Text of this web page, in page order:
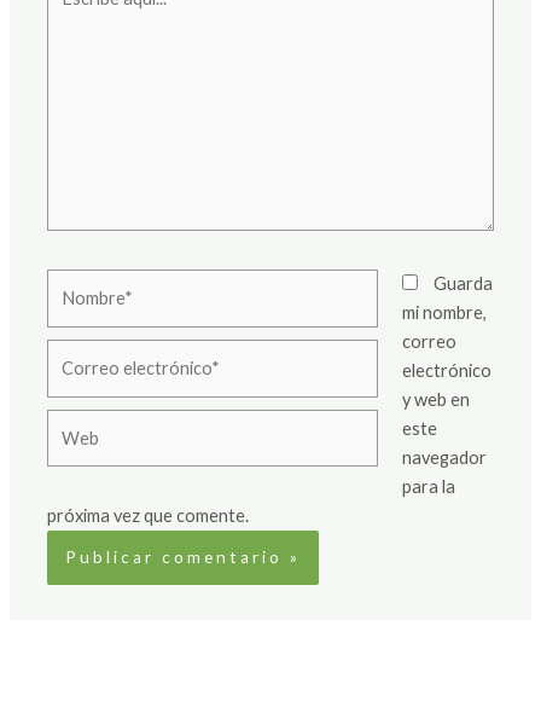
aquí...
electrónico*
Guarda
mi nombre,
correo
electrónico
y web en
este
navegador
para la
próxima vez que comente.